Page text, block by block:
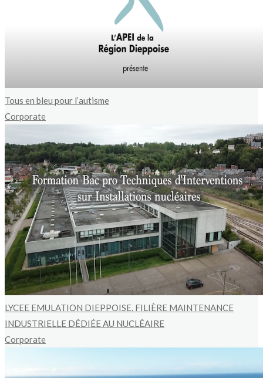
Tous en bleu pour l’autisme
Corporate
LYCEE EMULATION DIEPPOISE. FILIÈRE MAINTENANCE
INDUSTRIELLE DÉDIÉE AU NUCLÉAIRE
Corporate